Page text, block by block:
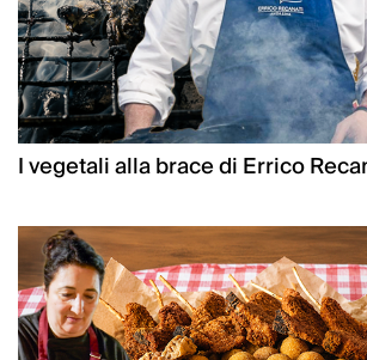
I vegetali alla brace di Errico